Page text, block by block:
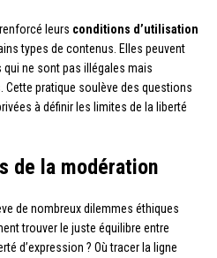
leurs conditions d’utilisation
types de contenus. Elles peuvent
ne sont pas illégales mais
Cette pratique soulève des questions
à définir les limites de la liberté
de la modération
de nombreux dilemmes éthiques
trouver le juste équilibre entre
d’expression ? Où tracer la ligne